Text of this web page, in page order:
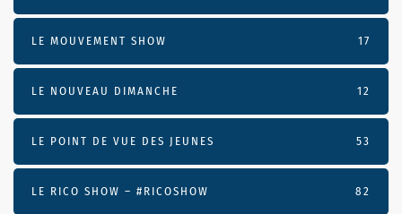
LE MOUVEMENT SHOW 17
LE NOUVEAU DIMANCHE 12
LE POINT DE VUE DES JEUNES 53
LE RICO SHOW – #RICOSHOW 82